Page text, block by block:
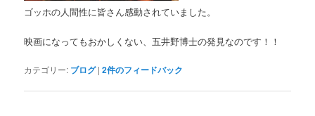
ゴッホの人間性に皆さん感動されていました。
映画になってもおかしくない、五井野博士の発見なのです！！
カテゴリー: ブログ |2件のフィードバック